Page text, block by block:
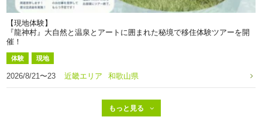
【現地体験】
『龍神村』大自然と温泉とアートに囲まれた秘境で移住体験ツアーを開
催！
体験 現地
2026/8/21〜23 近畿エリア 和歌山県